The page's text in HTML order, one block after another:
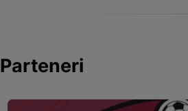
Parteneri